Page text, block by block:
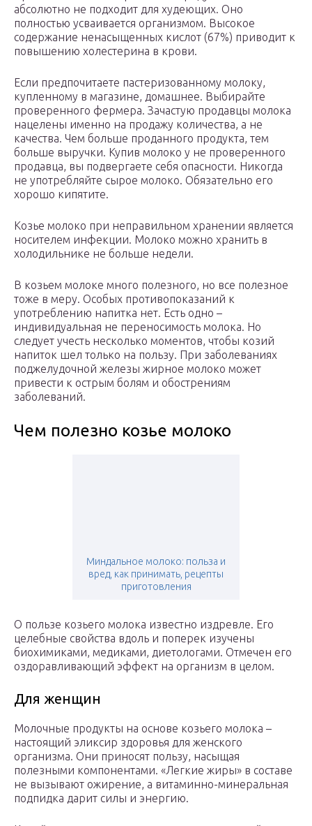
абсолютно не подходит для худеющих. Оно
полностью усваивается организмом. Высокое
содержание ненасыщенных кислот (67%) приводит к
повышению холестерина в крови.
Если предпочитаете пастеризованному молоку,
купленному в магазине, домашнее. Выбирайте
проверенного фермера. Зачастую продавцы молока
нацелены именно на продажу количества, а не
качества. Чем больше проданного продукта, тем
больше выручки. Купив молоко у не проверенного
продавца, вы подвергаете себя опасности. Никогда
не употребляйте сырое молоко. Обязательно его
хорошо кипятите.
Козье молоко при неправильном хранении является
носителем инфекции. Молоко можно хранить в
холодильнике не больше недели.
В козьем молоке много полезного, но все полезное
тоже в меру. Особых противопоказаний к
употреблению напитка нет. Есть одно –
индивидуальная не переносимость молока. Но
следует учесть несколько моментов, чтобы козий
напиток шел только на пользу. При заболеваниях
поджелудочной железы жирное молоко может
привести к острым болям и обострениям
заболеваний.
Чем полезно козье молоко
Миндальное молоко: польза и
вред, как принимать, рецепты
приготовления
О пользе козьего молока известно издревле. Его
целебные свойства вдоль и поперек изучены
биохимиками, медиками, диетологами. Отмечен его
оздоравливающий эффект на организм в целом.
Для женщин
Молочные продукты на основе козьего молока –
настоящий эликсир здоровья для женского
организма. Они приносят пользу, насыщая
полезными компонентами. «Легкие жиры» в составе
не вызывают ожирение, а витаминно-минеральная
подпидка дарит силы и энергию.